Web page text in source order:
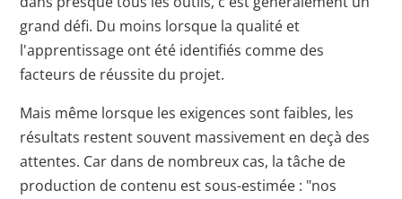
grand défi. Du moins lorsque la qualité et
l'apprentissage ont été identifiés comme des
facteurs de réussite du projet.
Mais même lorsque les exigences sont faibles, les
résultats restent souvent massivement en deçà des
attentes. Car dans de nombreux cas, la tâche de
production de contenu est sous-estimée : "nos